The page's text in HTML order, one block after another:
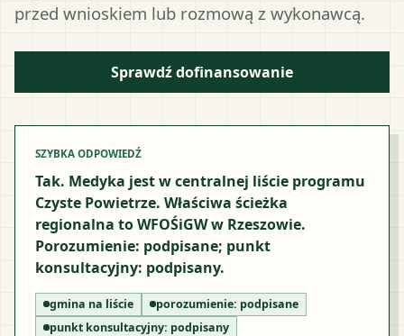
przed wnioskiem lub rozmową z wykonawcą.
Sprawdź dofinansowanie
SZYBKA ODPOWIEDŹ
Tak. Medyka jest w centralnej liście programu
Czyste Powietrze. Właściwa ścieżka
regionalna to WFOŚiGW w Rzeszowie.
Porozumienie: podpisane; punkt
konsultacyjny: podpisany.
gmina na liście porozumienie: podpisane
punkt konsultacyjny: podpisany